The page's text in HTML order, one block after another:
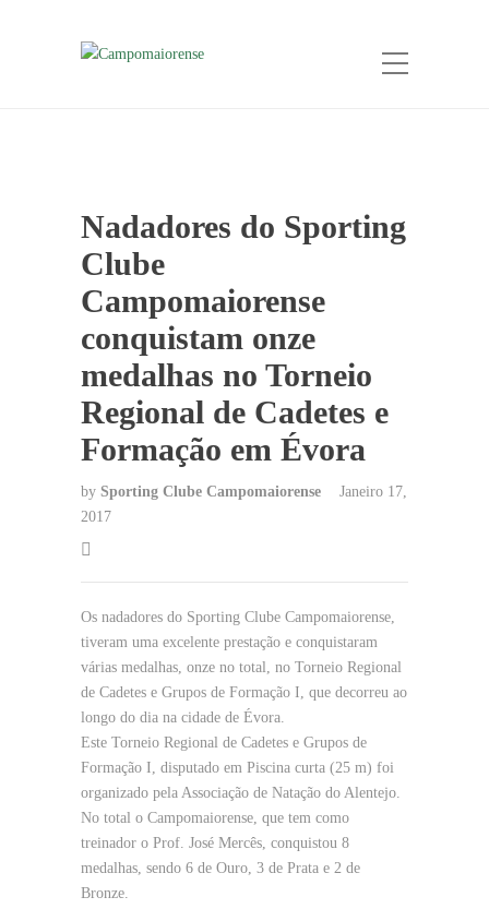
Nadadores do Sporting
Clube
Campomaiorense
conquistam onze
medalhas no Torneio
Regional de Cadetes e
Formação em Évora
by Sporting Clube Campomaiorense
Janeiro 17,
2017
Os nadadores do Sporting Clube Campomaiorense,
tiveram uma excelente prestação e conquistaram
várias medalhas, onze no total, no Torneio Regional
de Cadetes e Grupos de Formação I, que decorreu ao
longo do dia na cidade de Évora.
Este Torneio Regional de Cadetes e Grupos de
Formação I, disputado em Piscina curta (25 m) foi
organizado pela Associação de Natação do Alentejo.
No total o Campomaiorense, que tem como
treinador o Prof. José Mercês, conquistou 8
medalhas, sendo 6 de Ouro, 3 de Prata e 2 de
Bronze.